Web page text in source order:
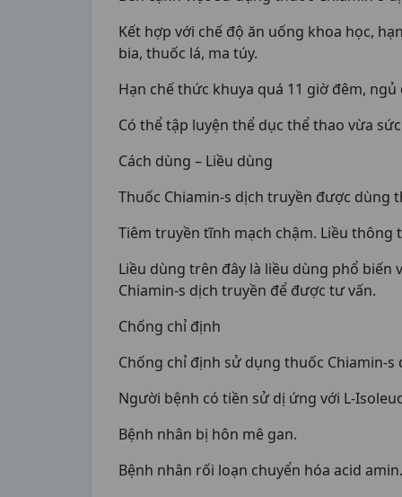
Kết hợp với chế độ ăn uống khoa học,
bia, thuốc lá, ma túy.
Hạn chế thức khuya quá 11 giờ đêm,
Có thể tập luyện thể dục thể thao vừa
Cách dùng – Liều dùng
Thuốc Chiamin-s dịch truyền được dùng
Tiêm truyền tĩnh mạch chậm. Liều thông
Liều dùng trên đây là liều dùng phổ
Chiamin-s dịch truyền để được tư vấn.
Chống chỉ định
Chống chỉ định sử dụng thuốc Chiamin-
Người bệnh có tiền sử dị ứng với L-
Bệnh nhân bị hôn mê gan.
Bệnh nhân rối loạn chuyển hóa acid amin.